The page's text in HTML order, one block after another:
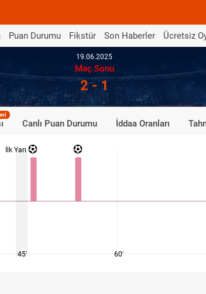
Puan Durumu Fikstür Son Haberler Ücretsiz
19.06.2025
Maç Sonu
2 - 1
Canlı Puan Durumu İddaa Oranları
İlk Yarı
45' 60'